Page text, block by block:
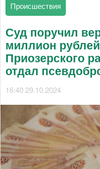
Происшествия
Суд поручил
миллион
Приозерского
отдал
16:40 29.10.2024